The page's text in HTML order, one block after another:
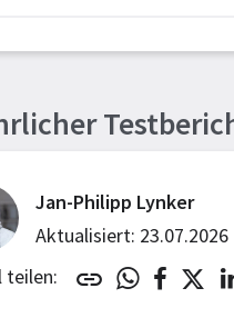
Jan-Philipp Lynker
Aktualisiert: 23.07.2026
teilen: